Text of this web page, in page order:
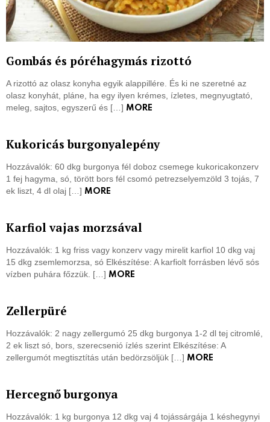
Gombás és póréhagymás rizottó
A rizottó az olasz konyha egyik alappillére. És ki ne szeretné az
olasz konyhát, pláne, ha egy ilyen krémes, ízletes, megnyugtató,
meleg, sajtos, egyszerű és […] MORE
Kukoricás burgonyalepény
Hozzávalók: 60 dkg burgonya fél doboz csemege kukoricakonzerv
1 fej hagyma, só, törött bors fél csomó petrezselyemzöld 3 tojás, 7
ek liszt, 4 dl olaj […] MORE
Karfiol vajas morzsával
Hozzávalók: 1 kg friss vagy konzerv vagy mirelit karfiol 10 dkg vaj
15 dkg zsemlemorzsa, só Elkészítése: A karfiolt forrásben lévő sós
vízben puhára főzzük. […] MORE
Zellerpüré
Hozzávalók: 2 nagy zellergumó 25 dkg burgonya 1-2 dl tej citromlé,
2 ek liszt só, bors, szerecsenió ízlés szerint Elkészítése: A
zellergumót megtisztítás után bedörzsöljük […] MORE
Hercegnő burgonya
Hozzávalók: 1 kg burgonya 12 dkg vaj 4 tojássárgája 1 késhegynyi